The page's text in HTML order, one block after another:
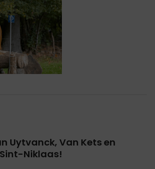
Uytvanck, Van Kets en
Sint-Niklaas!